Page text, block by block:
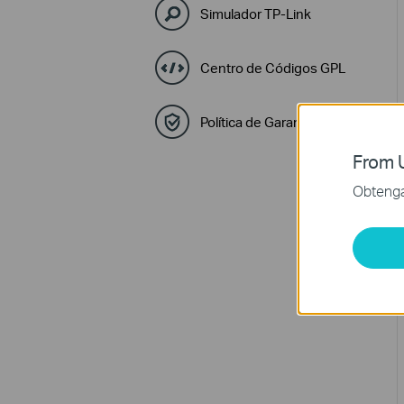
Simulador TP-Link
Centro de Códigos GPL
Política de Garantía y RMA
From